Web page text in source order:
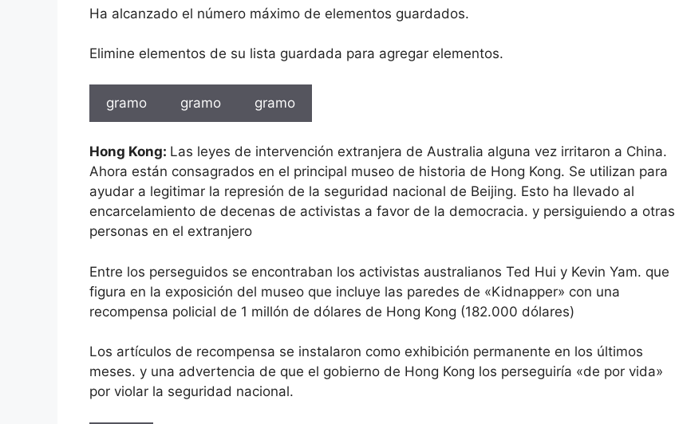
Ha alcanzado el número máximo de elementos guardados.
Elimine elementos de su lista guardada para agregar elementos.
gramo gramo gramo
Hong Kong: Las leyes de intervención extranjera de Australia alguna vez irritaron a China.
Ahora están consagrados en el principal museo de historia de Hong Kong. Se utilizan para
ayudar a legitimar la represión de la seguridad nacional de Beijing. Esto ha llevado al
encarcelamiento de decenas de activistas a favor de la democracia. y persiguiendo a otras
personas en el extranjero
Entre los perseguidos se encontraban los activistas australianos Ted Hui y Kevin Yam. que
figura en la exposición del museo que incluye las paredes de «Kidnapper» con una
recompensa policial de 1 millón de dólares de Hong Kong (182.000 dólares)
Los artículos de recompensa se instalaron como exhibición permanente en los últimos
meses. y una advertencia de que el gobierno de Hong Kong los perseguiría «de por vida»
por violar la seguridad nacional.